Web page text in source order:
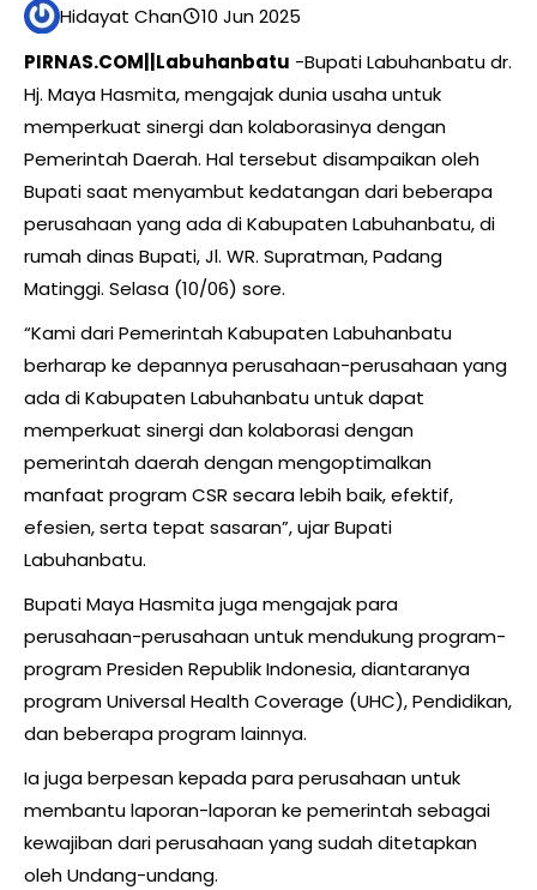
Hidayat Chan
10 Jun 2025
PIRNAS.COM||Labuhanbatu -Bupati Labuhanbatu dr.
Hj. Maya Hasmita, mengajak dunia usaha untuk
memperkuat sinergi dan kolaborasinya dengan
Pemerintah Daerah. Hal tersebut disampaikan oleh
Bupati saat menyambut kedatangan dari beberapa
perusahaan yang ada di Kabupaten Labuhanbatu, di
rumah dinas Bupati, Jl. WR. Supratman, Padang
Matinggi. Selasa (10/06) sore.
“Kami dari Pemerintah Kabupaten Labuhanbatu
berharap ke depannya perusahaan-perusahaan yang
ada di Kabupaten Labuhanbatu untuk dapat
memperkuat sinergi dan kolaborasi dengan
pemerintah daerah dengan mengoptimalkan
manfaat program CSR secara lebih baik, efektif,
efesien, serta tepat sasaran”, ujar Bupati
Labuhanbatu.
Bupati Maya Hasmita juga mengajak para
perusahaan-perusahaan untuk mendukung program-
program Presiden Republik Indonesia, diantaranya
program Universal Health Coverage (UHC), Pendidikan,
dan beberapa program lainnya.
Ia juga berpesan kepada para perusahaan untuk
membantu laporan-laporan ke pemerintah sebagai
kewajiban dari perusahaan yang sudah ditetapkan
oleh Undang-undang.